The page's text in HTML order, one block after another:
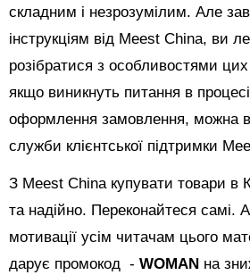
складним і незрозумілим. Але
інструкціям від Meest China, ви
розібратися з особливостями
якщо виникнуть питання в
оформлення замовлення, можна
служби клієнтської підтримки
З Meest China купувати товари в
та надійно. Переконайтеся самі.
мотивації усім читачам цього
дарує промокод - WOMAN на